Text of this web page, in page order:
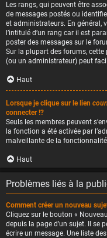
Les rangs, qui peuvent être
de messages postés ou
et administrateurs. En général,
l’intitulé d’un rang car il est
poster des messages sur le
Sur la plupart des forums,
(ou un administrateur) peut
Haut
Lorsque je clique sur le lien
connecter !?
Seuls les membres peuvent
la fonction a été activée par
malveillante de la
Haut
Problèmes liés à la
Comment créer un nouveau
Cliquez sur le bouton «
depuis la page d’un sujet. Il se
écrire un message. Une liste